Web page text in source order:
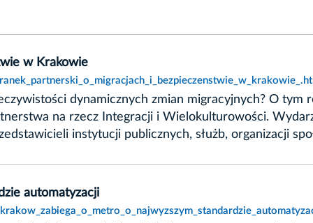
w Krakowie
dynamicznych zmian migracyjnych? O tym
na rzecz Integracji i Wielokulturowości.
instytucji publicznych, służb, organizacji
automatyzacji